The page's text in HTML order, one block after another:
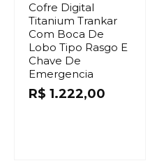
Cofre Digital
Titanium Trankar
Com Boca De
Lobo Tipo Rasgo E
Chave De
Emergencia
R$ 1.222,00